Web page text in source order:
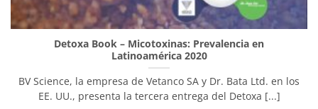
Detoxa Book – Micotoxinas: Prevalencia en
Latinoamérica 2020
BV Science, la empresa de Vetanco SA y Dr. Bata Ltd. en los
EE. UU., presenta la tercera entrega del Detoxa [...]